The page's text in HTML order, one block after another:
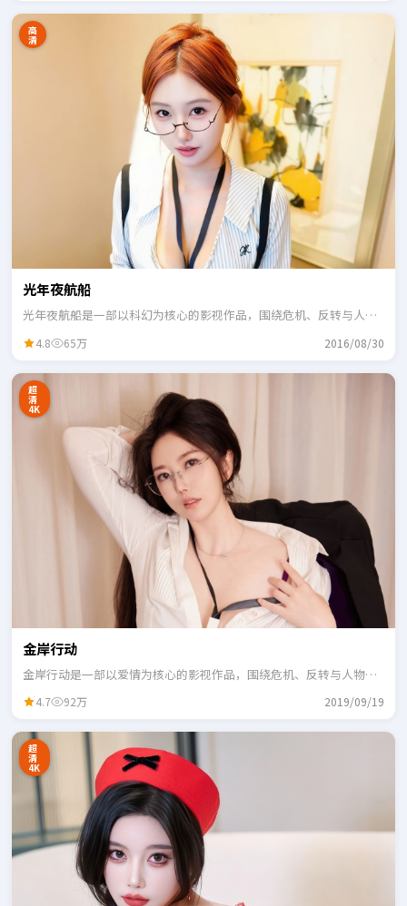
高
清
光年夜航船
光年夜航船是一部以科幻为核心的影视作品，围绕危机、反转与人物
4.8 65万 2016/08/30
超
清
4K
金岸行动
金岸行动是一部以爱情为核心的影视作品，围绕危机、反转与人物成
4.7 92万 2019/09/19
超
清
4K